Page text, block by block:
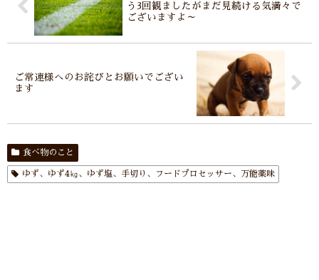
う3回観ましたがまだ見続ける気満々で
ございますよ～
ご常連様へのお詫びとお願いでござい
ます
食べ物のこと
ゆず、ゆず4㎏、ゆず塩、手切り、フードプロセッサー、万能薬味